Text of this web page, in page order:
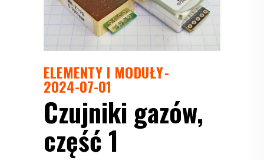
ELEMENTY I MODUŁY
2024-07-01
Czujniki gazów,
część 1